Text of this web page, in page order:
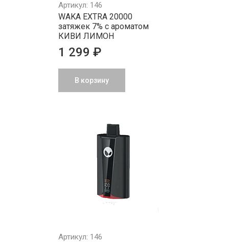
Артикул: 146
WAKA EXTRA 20000
затяжек 7% с ароматом
КИВИ ЛИМОН
1 299 ₽
В корзину
Артикул: 146